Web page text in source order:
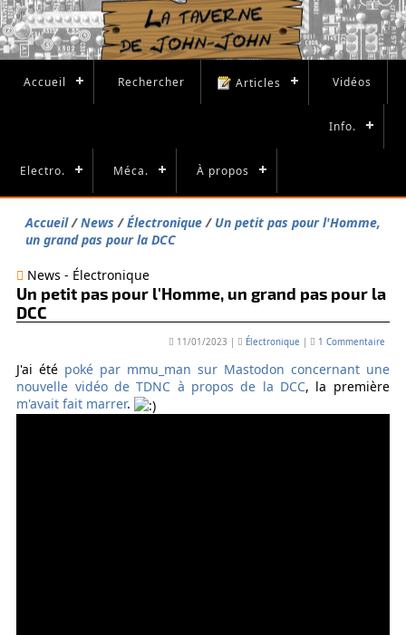
Accueil Rechercher Articles Vidéos
Info.
Electro. Méca. À propos
Accueil News Électronique
Un petit pas pour l'Homme,
un grand pas pour la DCC
News - Électronique
Un petit pas pour l'Homme, un grand pas pour la
DCC
11/01/2023 | Électronique | 1 Commentaire
J'ai été poké par mmu_man sur Mastodon concernant une
nouvelle vidéo de TDNC à propos de la DCC, la première
m'avait fait marrer.